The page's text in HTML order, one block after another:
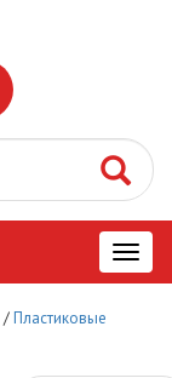
/Пластиковые